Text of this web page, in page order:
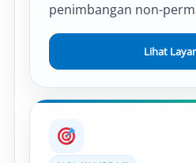
penimbangan non-
Lihat